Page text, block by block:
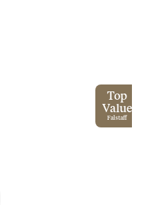
Top
Value
Falstaff